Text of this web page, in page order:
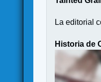
La editorial
Historia de